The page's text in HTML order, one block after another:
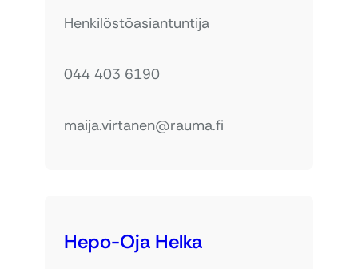
Henkilöstöasiantuntija
044 403 6190
maija.virtanen@rauma.fi
Hepo-Oja Helka